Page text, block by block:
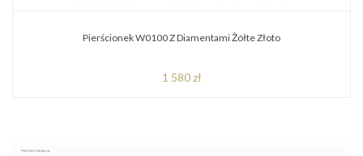
Pierścionek W0100 Z Diamentami Żółte Złoto
1 580 zł